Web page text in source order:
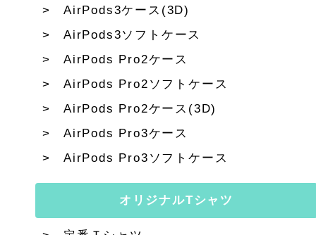
AirPods3ケース(3D)
AirPods3ソフトケース
AirPods Pro2ケース
AirPods Pro2ソフトケース
AirPods Pro2ケース(3D)
AirPods Pro3ケース
AirPods Pro3ソフトケース
オリジナルTシャツ